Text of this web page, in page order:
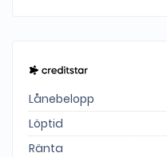
Lånebelopp
Löptid
Ränta